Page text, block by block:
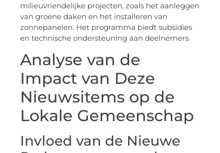
milieuvriendelijke projecten, zoals het aanleggen
van groene daken en het installeren van
zonnepanelen. Het programma biedt subsidies
en technische ondersteuning aan deelnemers.
Analyse van de
Impact van Deze
Nieuwsitems op de
Lokale Gemeenschap
Invloed van de Nieuwe